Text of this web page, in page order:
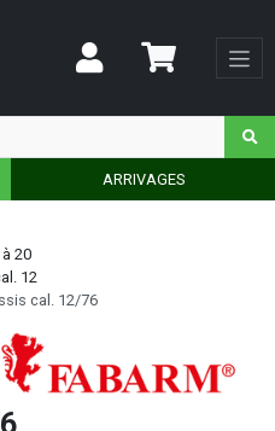
ARRIVAGES
20
12
cal. 12/76